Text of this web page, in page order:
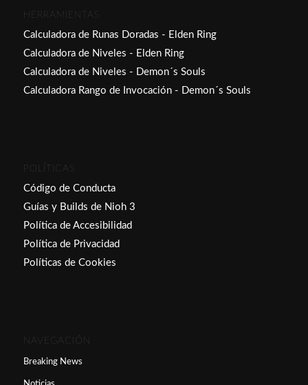
HERRAMIENTAS
Calculadora de Runas Doradas - Elden Ring
Calculadora de Niveles - Elden Ring
Calculadora de Niveles - Demon´s Souls
Calculadora Rango de Invocación - Demon´s Souls
POLÍTICAS
Código de Conducta
Guías y Builds de Nioh 3
Política de Accesibilidad
Política de Privacidad
Políticas de Cookies
NAVEGACIÓN
Breaking News